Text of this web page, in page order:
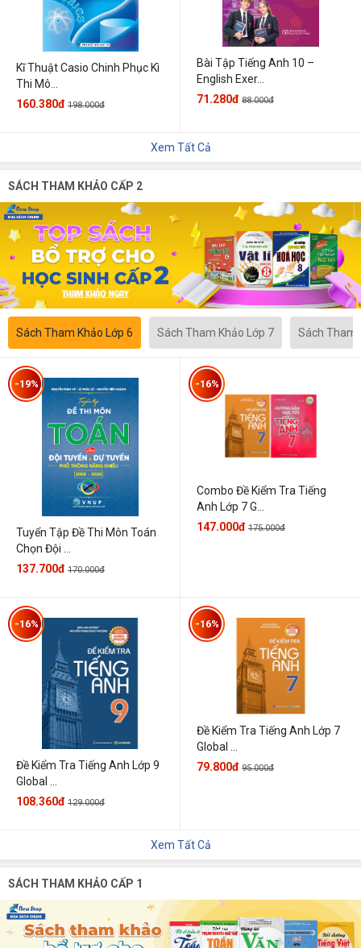
Kĩ Thuật Casio Chinh Phục Kì
Thi Mô...
160.380đ 198.000đ
Bài Tập Tiếng Anh 10 –
English Exer...
71.280đ 88.000đ
Xem Tất Cả
SÁCH THAM KHẢO CẤP 2
Sách Tham Khảo Lớp 6 Sách Tham Khảo Lớp 7 Sách Tham
Tuyển Tập Đề Thi Môn Toán
Chọn Đội ...
-19%
137.700đ 170.000đ
Combo Đề Kiểm Tra Tiếng
Anh Lớp 7 G...
-16%
147.000đ 175.000đ
Đề Kiểm Tra Tiếng Anh Lớp 9
Global ...
-16%
108.360đ 129.000đ
Đề Kiểm Tra Tiếng Anh Lớp 7
Global ...
-16%
79.800đ 95.000đ
Xem Tất Cả
SÁCH THAM KHẢO CẤP 1